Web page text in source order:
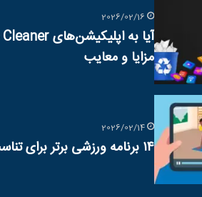
2026/02/16
مزایا و معایب
2026/02/14
۱۴ برنامه ورزشی برتر برای تناسب اندام